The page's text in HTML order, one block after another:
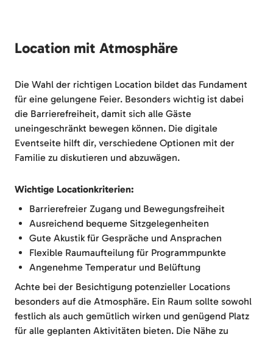
Location mit Atmosphäre
Die Wahl der richtigen Location bildet das Fundament
für eine gelungene Feier. Besonders wichtig ist dabei
die Barrierefreiheit, damit sich alle Gäste
uneingeschränkt bewegen können. Die digitale
Eventseite hilft dir, verschiedene Optionen mit der
Familie zu diskutieren und abzuwägen.
Wichtige Locationkriterien:
Barrierefreier Zugang und Bewegungsfreiheit
Ausreichend bequeme Sitzgelegenheiten
Gute Akustik für Gespräche und Ansprachen
Flexible Raumaufteilung für Programmpunkte
Angenehme Temperatur und Belüftung
Achte bei der Besichtigung potenzieller Locations
besonders auf die Atmosphäre. Ein Raum sollte sowohl
festlich als auch gemütlich wirken und genügend Platz
für alle geplanten Aktivitäten bieten. Die Nähe zu